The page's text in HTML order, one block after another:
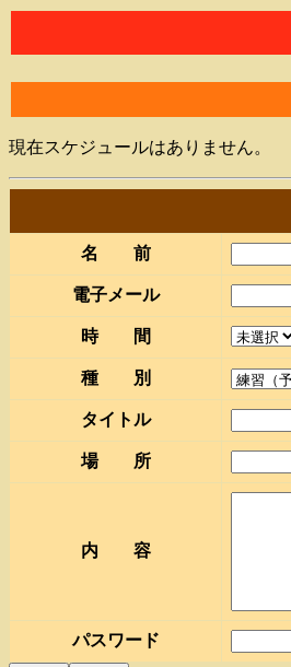
現在スケジュールはありません。
名 前
電子メール
時 間
種 別
タイトル
場 所
内 容
パスワード